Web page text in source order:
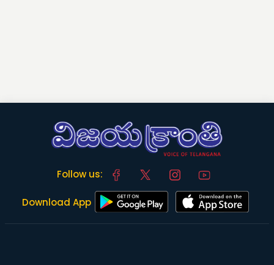
Follow us:
Download App